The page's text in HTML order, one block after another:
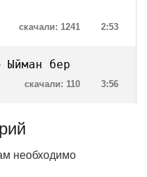
2:53
скачали: 1241
Ыйман бер
3:56
скачали: 110
необходимо